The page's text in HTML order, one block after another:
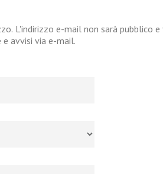
L'indirizzo e-mail non sarà pubblico
avvisi via e-mail.